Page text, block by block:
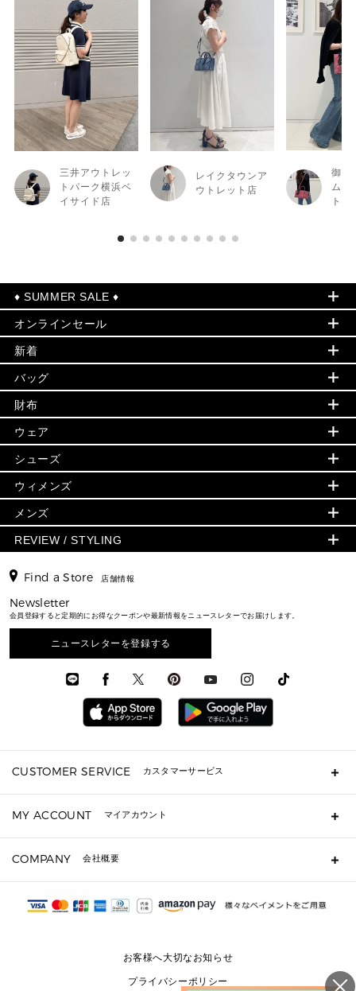
三井アウトレッ
トパーク横浜ベ
イサイド店
レイクタウンア
ウトレット店
御殿
ム・
ト店
♦ SUMMER SALE ♦
セールおすすめアイテム
▶ ウィメンズ
バッグ
小物
シューズ・靴
ウェア
アクセサリー
時計
▶ メンズ
バッグ
ウェア
アクセサリー
オンラインセール
PRODUCT OF THE MONTH - 今月の特別価格
再値下げアイテム
追加アイテム
▶ ウィメンズすべて(ウェア・シューズ除く)
バッグ
財布・小物
ウェア
シューズ
時計・ジュエリー
アクセサリー
メンズ バッグ
メンズ 財布・小物
メンズ シューズ
メンズ ウェア
メンズ 時計・その他
新着
夏のスタイル
▶ すべて
▶ ウィメンズすべて
財布・小物
アクセサリー
フレグランス
シューズ
▶ メンズすべて
メンズバッグ
メンズ財布・小物
メンズアクセサリー
メンズウェア
バッグ
人気の定番アイテム
日本限定 - バッグ
▶ ウィメンズすべて
トートバッグ
ショルダーバッグ
クロスボディ・斜め掛け
トラベル
通勤・通学アイテム
3 IN 1 / 2 IN 1 バッグ
▶ メンズすべて
財布
日本限定 - 財布・小物
▶ ウィメンズすべて
GREENWICH
折り財布(二つ折り・三つ折り)
長財布
▶ メンズすべて
ウェア
▶ ウィメンズすべて
トップス
スカート・パンツ
ジャケット・アウター
▶ メンズすべて
シューズ
▶ ウィメンズすべて
サンダル
スニーカー
▶ メンズすべて
シューズレビュー ▸
ウィメンズ
人気の定番アイテム
▶ ウィメンズすべて
新着
日本限定
▶ バッグすべて
通勤・通学アイテム
3 IN 1 バッグ
ミニ財布・フラグメントケース
▶ 小物すべて
定期ケース・カードケース・名刺入れ
▶ シューズ・靴
サンダル
スニーカー
メンズ
▶ メンズすべて
財布・小物
時計・ジュエリー
アクセサリー
REVIEW / STYLING
▶ すべて
スタイリング
エディターレビュー
Find a Store 店舗情報
Newsletter
会員登録すると定期的にお得なクーポンや最新情報をニュースレターでお届けします。
ニュースレターを登録する
CUSTOMER SERVICE カスタマーサービス
ギフト用にラッピングができますか？
ショッピングバッグを購入商品分送ってもらえますか？
注文後に完了メールが受信できないのですが？
サイズ交換はできますか？
MY ACCOUNT マイアカウント
COMPANY 会社概要
会社概要
お客様へ大切なお知らせ
プライバシーポリシー